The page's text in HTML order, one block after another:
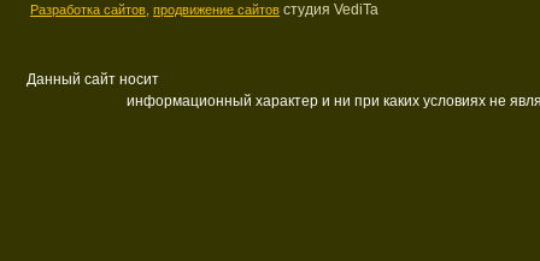
Разработка сайтов, продвижение сайтов студия VediTa
Данный сайт носит
информационный характер и ни при каких условиях не